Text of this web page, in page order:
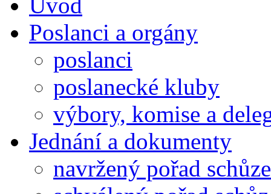
Poslanci a orgány
poslanci
poslanecké kluby
výbory, komise a
Jednání a dokumenty
navržený pořad schůze